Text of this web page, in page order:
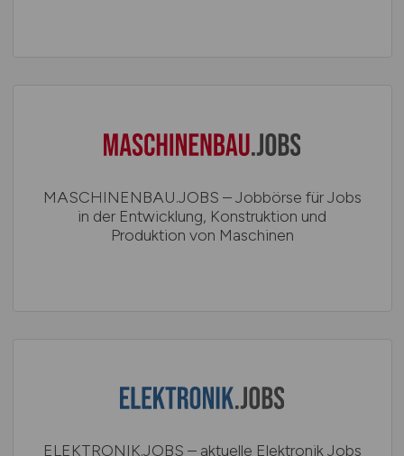
MASCHINENBAU.JOBS – Jobbörse für Jobs
in der Entwicklung, Konstruktion und
Produktion von Maschinen
ELEKTRONIK.JOBS – aktuelle Elektronik Jobs